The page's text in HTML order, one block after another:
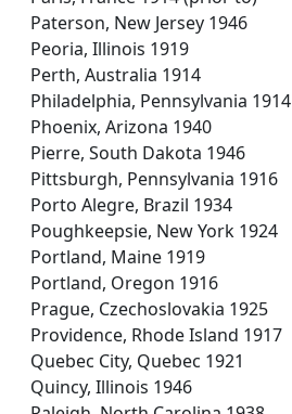
Paterson, New Jersey 1946
Peoria, Illinois 1919
Perth, Australia 1914
Philadelphia, Pennsylvania 1914
Phoenix, Arizona 1940
Pierre, South Dakota 1946
Pittsburgh, Pennsylvania 1916
Porto Alegre, Brazil 1934
Poughkeepsie, New York 1924
Portland, Maine 1919
Portland, Oregon 1916
Prague, Czechoslovakia 1925
Providence, Rhode Island 1917
Quebec City, Quebec 1921
Quincy, Illinois 1946